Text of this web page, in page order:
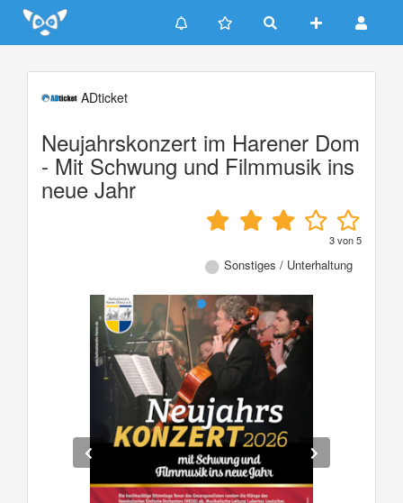
Update cookies preferences
ADticket
Neujahrskonzert im Harener Dom
- Mit Schwung und Filmmusik ins
neue Jahr
3von5
Sonstiges / Unterhaltung